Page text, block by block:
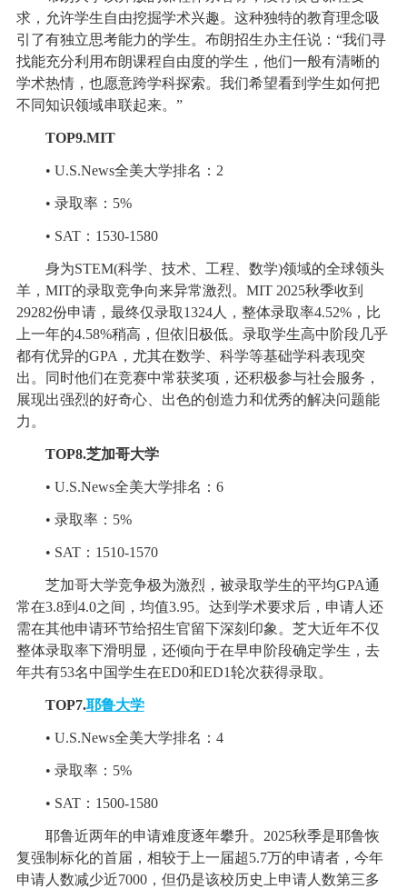
求，允许学生自由挖掘学术兴趣。这种独特的教育理念吸
引了有独立思考能力的学生。布朗招生办主任说：“我们寻
找能充分利用布朗课程自由度的学生，他们一般有清晰的
学术热情，也愿意跨学科探索。我们希望看到学生如何把
不同知识领域串联起来。”
TOP9.MIT
• U.S.News全美大学排名：2
• 录取率：5%
• SAT：1530-1580
身为STEM(科学、技术、工程、数学)领域的全球领头
羊，MIT的录取竞争向来异常激烈。MIT 2025秋季收到
29282份申请，最终仅录取1324人，整体录取率4.52%，比
上一年的4.58%稍高，但依旧极低。录取学生高中阶段几乎
都有优异的GPA，尤其在数学、科学等基础学科表现突
出。同时他们在竞赛中常获奖项，还积极参与社会服务，
展现出强烈的好奇心、出色的创造力和优秀的解决问题能
力。
TOP8.芝加哥大学
• U.S.News全美大学排名：6
• 录取率：5%
• SAT：1510-1570
芝加哥大学竞争极为激烈，被录取学生的平均GPA通
常在3.8到4.0之间，均值3.95。达到学术要求后，申请人还
需在其他申请环节给招生官留下深刻印象。芝大近年不仅
整体录取率下滑明显，还倾向于在早申阶段确定学生，去
年共有53名中国学生在ED0和ED1轮次获得录取。
TOP7.耶鲁大学
• U.S.News全美大学排名：4
• 录取率：5%
• SAT：1500-1580
耶鲁近两年的申请难度逐年攀升。2025秋季是耶鲁恢
复强制标化的首届，相较于上一届超5.7万的申请者，今年
申请人数减少近7000，但仍是该校历史上申请人数第三多